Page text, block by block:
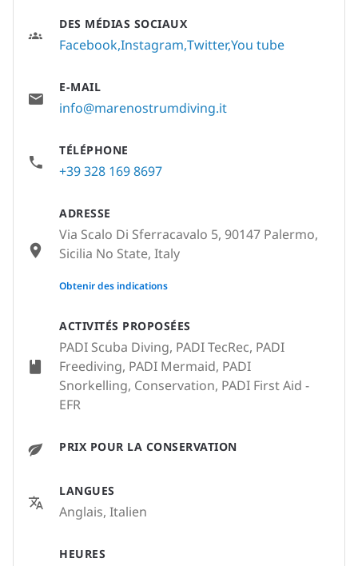
ACTIVITÉS PROPOSÉES
PADI Scuba Diving, PADI TecRec, PADI
Freediving, PADI Mermaid, PADI
Snorkelling, Conservation, PADI First Aid -
EFR
PRIX POUR LA CONSERVATION
LANGUES
Anglais, Italien
HEURES
DES MÉDIAS SOCIAUX
FacebookInstagram TwitterYou tube
E-MAIL
info@marenostrumdiving.it
TÉLÉPHONE
+39 328 169 8697
ADRESSE
Via Scalo Di Sferracavalo 5, 90147 Palermo,
Sicilia No State, Italy
None
Obtenir des indications